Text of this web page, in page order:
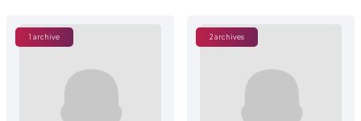
1 archive 2 archives